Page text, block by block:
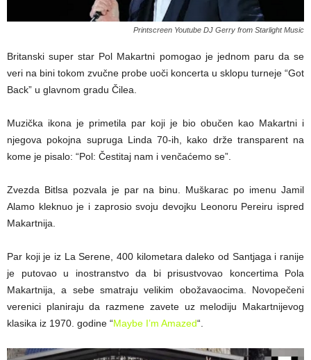
Printscreen Youtube DJ Gerry from Starlight Music
Britanski super star Pol Makartni pomogao je jednom paru da se
veri na bini tokom zvučne probe uoči koncerta u sklopu turneje “Got
Back” u glavnom gradu Čilea.
Muzička ikona je primetila par koji je bio obučen kao Makartni i
njegova pokojna supruga Linda 70-ih, kako drže transparent na
kome je pisalo: “Pol: Čestitaj nam i venčaćemo se”.
Zvezda Bitlsa pozvala je par na binu. Muškarac po imenu Jamil
Alamo kleknuo je i zaprosio svoju devojku Leonoru Pereiru ispred
Makartnija.
Par koji je iz La Serene, 400 kilometara daleko od Santjaga i ranije
je putovao u inostranstvo da bi prisustvovao koncertima Pola
Makartnija, a sebe smatraju velikim obožavaocima. Novopečeni
verenici planiraju da razmene zavete uz melodiju Makartnijevog
klasika iz 1970. godine “Maybe I’m Amazed“.